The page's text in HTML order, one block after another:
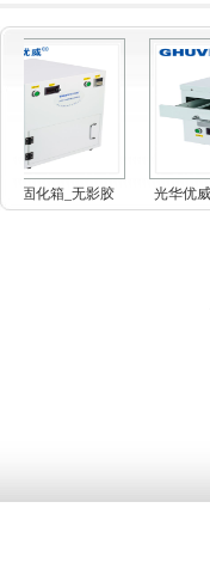
固化箱_无影胶
光华优